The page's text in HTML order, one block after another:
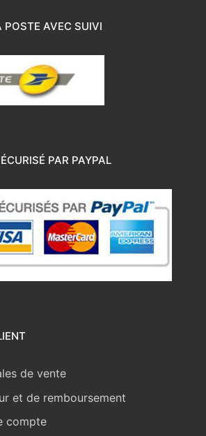
POSTE AVEC SUIVI
PAR PAYPAL
de vente
et de remboursement
compte